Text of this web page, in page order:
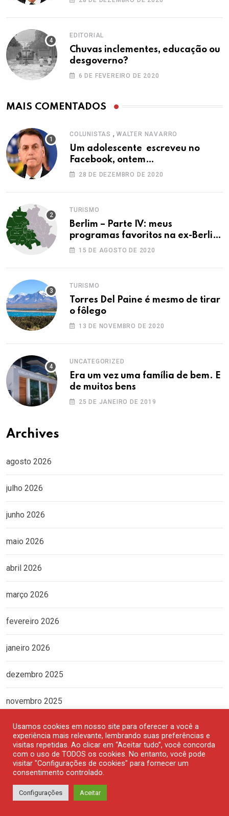
EDITORIAL
Chuvas inclementes, educação ou
desgoverno?
6 DE FEVEREIRO DE 2020
MAIS COMENTADOS
COLUNISTAS , WALTER NAVARRO
Um adolescente escreveu no
Facebook, ontem…
28 DE DEZEMBRO DE 2020
TURISMO
Berlim – Parte IV: meus
programas favoritos na ex-Berlim
Ocidental
15 DE AGOSTO DE 2020
TURISMO
Torres Del Paine é mesmo de tirar
o fôlego
13 DE NOVEMBRO DE 2020
UNCATEGORIZED
Era um vez uma família de bem. E
de muitos bens
25 DE JANEIRO DE 2019
Archives
agosto 2026
julho 2026
junho 2026
maio 2026
abril 2026
março 2026
fevereiro 2026
janeiro 2026
dezembro 2025
novembro 2025
outubro 2025
setembro 2025
Usamos cookies em nosso site para oferecer a você a
experiência mais relevante, lembrando suas preferências e
visitas repetidas. Ao clicar em “Aceitar tudo”, você concorda
com o uso de TODOS os cookies. No entanto, você pode
visitar "Configurações de cookies" para fornecer um
consentimento controlado.
Configurações Aceitar